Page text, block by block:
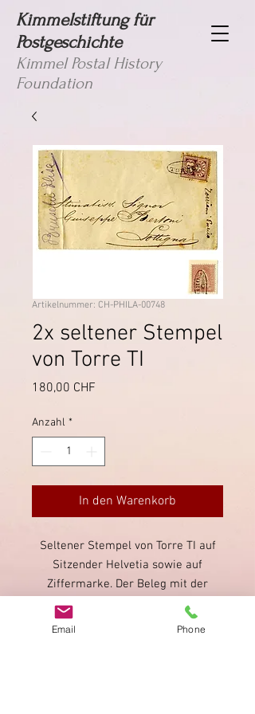
Kimmelstiftung für
Postgeschichte
Kimmel Postal History
Foundation
Artikelnummer: CH-PHILA-00748
2x seltener Stempel
von Torre TI
180,00 CHF
Anzahl *
In den Warenkorb
Seltener Stempel von Torre TI auf
Sitzender Helvetia sowie auf
Ziffermarke. Der Beleg mit der
Ziffermarke weist Stockflecken auf,
doch ist dieser Stempel auf einer
Email Phone